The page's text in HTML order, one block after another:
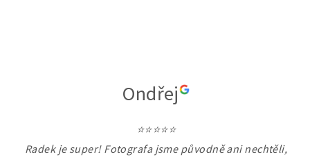
Ondřej
⭐⭐⭐⭐⭐
Radek je super! Fotografa jsme původně ani nechtěli,